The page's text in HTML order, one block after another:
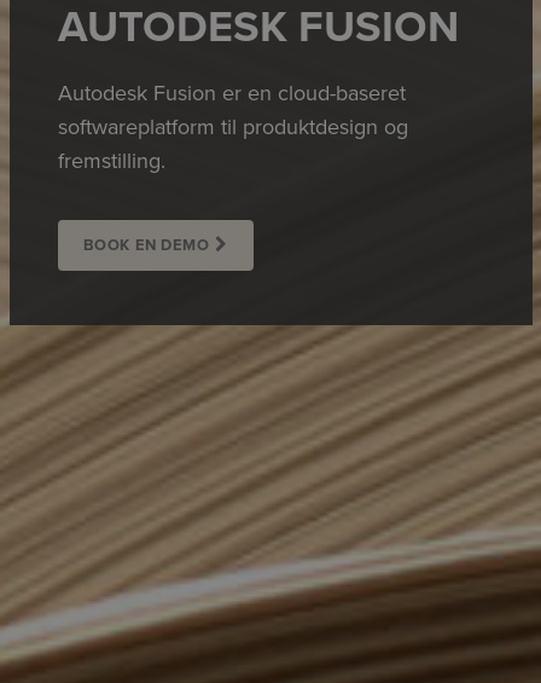
AUTODESK FUSION
Autodesk Fusion er en cloud-baseret
softwareplatform til produktdesign og
fremstilling.
BOOK EN DEMO